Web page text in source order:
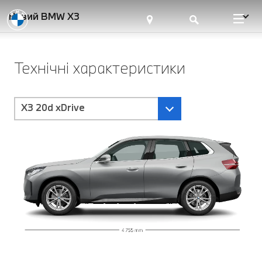
Новий BMW X3
Технічні характеристики
X3 20d xDrive